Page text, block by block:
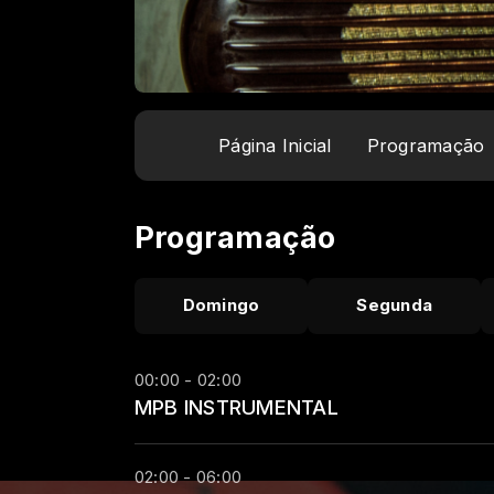
Página Inicial Programação
Programação
Domingo Segunda
00:00 - 02:00
MPB INSTRUMENTAL
02:00 - 06:00